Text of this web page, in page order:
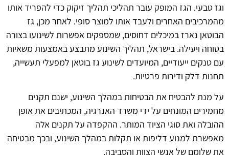
וגז טבעי. הגז המופק עובר תהליכי תהליך זיקוק כדי להפריד אותו
מהמרכיבים האחרים ולעבד אותו למוצר סופי. לאחר מכן, גז
הבוטאן נארז במיכלים דחוסים, שמספקים אפשרות לשינועו בצורה
בטוחה ויעילה. בישראל, תהליך השינוע מתבצע באמצעות משאיות
עם טנקים ייעודיים, המיועדים לשינוע גז בוטאן למפעלי תעשייה,
תחנות דלק ודירות פרטיות.
על מנת להבטיח את הבטיחות במהלך השינוע, ישנם תקנים
מחמירים המונחים על ידי משרד האנרגיה, המכתיבים את אופן
ההובלה ואת סוגי הציוד המותר. ההקפדה על תקנים אלה
מאפשרת למנוע דליפות או תקלות במהלך השינוע, ובכך מבטיחה
את שלומם של אנשי הצוות והסביבה.